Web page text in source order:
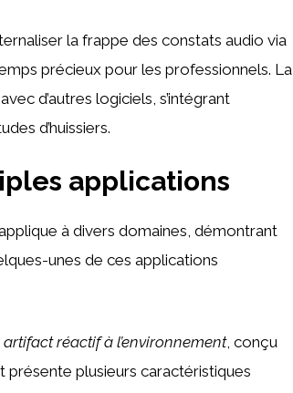
la frappe des constats audio via
précieux pour les professionnels. La
d’autres logiciels, s’intégrant
d’huissiers.
applications
à divers domaines, démontrant
unes de ces applications
artifact réactif à l’environnement, conçu
plusieurs caractéristiques